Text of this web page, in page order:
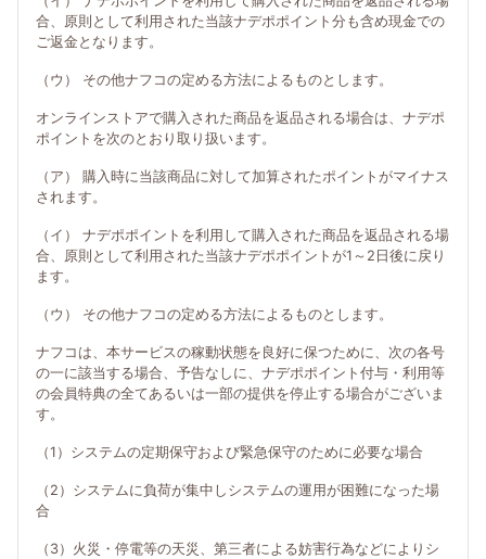
合、原則として利用された当該ナデポポイント分も含め現金での
ご返金となります。
（ウ） その他ナフコの定める方法によるものとします。
オンラインストアで購入された商品を返品される場合は、ナデポ
ポイントを次のとおり取り扱います。
（ア） 購入時に当該商品に対して加算されたポイントがマイナス
されます。
（イ） ナデポポイントを利用して購入された商品を返品される場
合、原則として利用された当該ナデポポイントが1～2日後に戻り
ます。
（ウ） その他ナフコの定める方法によるものとします。
ナフコは、本サービスの稼動状態を良好に保つために、次の各号
の一に該当する場合、予告なしに、ナデポポイント付与・利用等
の会員特典の全てあるいは一部の提供を停止する場合がございま
す。
（1）システムの定期保守および緊急保守のために必要な場合
（2）システムに負荷が集中しシステムの運用が困難になった場
合
（3）火災・停電等の天災、第三者による妨害行為などによりシ